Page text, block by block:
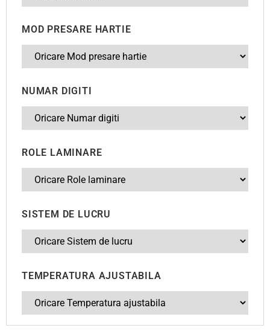
MOD PRESARE HARTIE
NUMAR DIGITI
ROLE LAMINARE
SISTEM DE LUCRU
TEMPERATURA AJUSTABILA